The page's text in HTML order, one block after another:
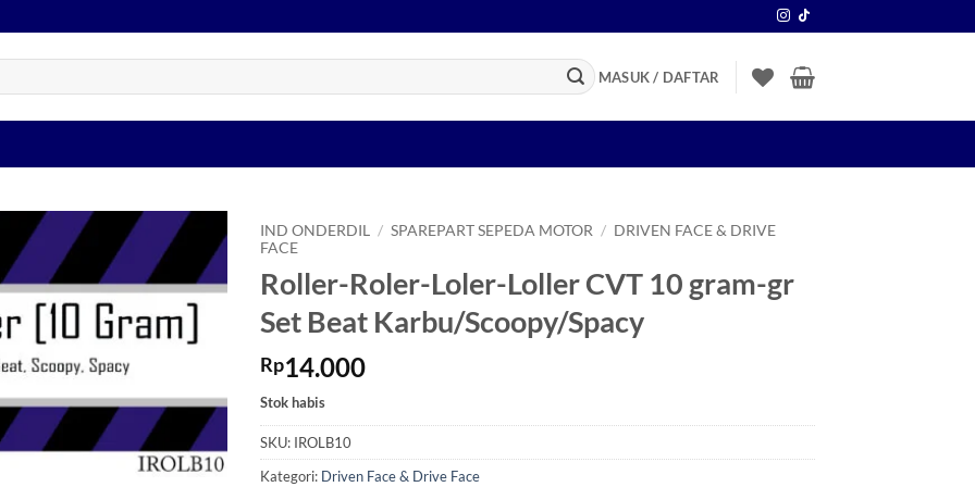
MASUK / DAFTAR
Tambahkan
ke Wishlist
IND ONDERDIL / SPAREPART SEPEDA MOTOR / DRIVEN FACE & DRIVE
FACE
Roller-Roler-Loler-Loller CVT 10 gram-gr
Set Beat Karbu/Scoopy/Spacy
Rp14.000
Stok habis
SKU: IROLB10
Kategori: Driven Face & Drive Face